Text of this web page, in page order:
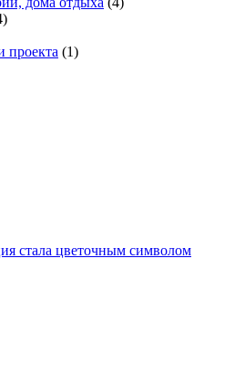
проекта (1)
стала цветочным символом